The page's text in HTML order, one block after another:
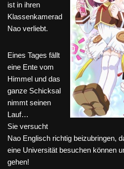
ist in ihren
Klassenkamerad
Nao verliebt.
Eines Tages fällt
eine Ente vom
Himmel und das
ganze Schicksal
nimmt seinen
Lauf…
Sie versucht
Nao Englisch richtig beizubringen,
eine Universität besuchen können
gehen!